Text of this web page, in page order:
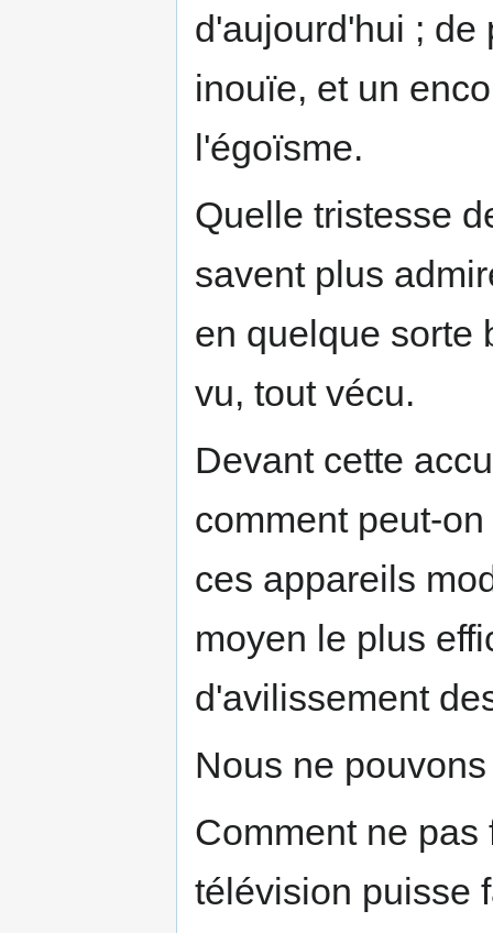
d'aujourd'hui ; de
inouïe, et un
l'égoïsme.
Quelle tristesse
savent plus
en quelque sorte
vu, tout vécu.
Devant cette
comment peut-
ces appareils
moyen le plus
d'avilissement
Nous ne
Comment ne
télévision puisse